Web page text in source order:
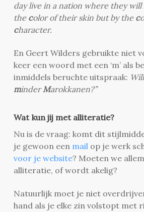
day live in a nation where they
the color of their skin but by the c
character.
En Geert Wilders gebruikte niet
keer een woord met een ‘m’ als
inmiddels beruchte uitspraak:
minderMarokkanen?”
Wat kun jij met alliteratie?
Nu is de vraag: komt dit
je gewoon een mailop je werk
voor je website? Moeten we
alliteratie, of wordt akelig?
Natuurlijk moet je niet
hand als je elke zin volstopt met